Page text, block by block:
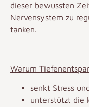
dieser bewussten
Nervensystem zu
tanken.
Warum
senkt Stress
unterstützt die